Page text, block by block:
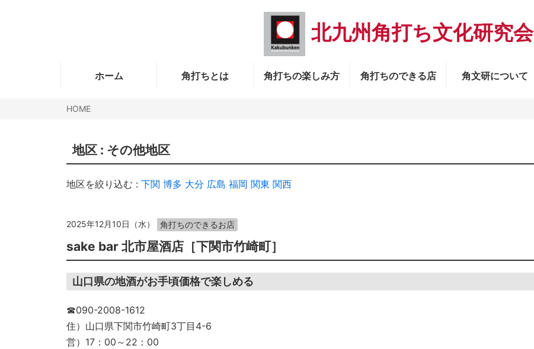
北九州角打ち文化研究会
ホーム 角打ちとは 角打ちの楽しみ方 角打ちのできる店 角文研について
HOME
地区 : その他地区
地区を絞り込む : 下関 博多 大分 広島 福岡 関東 関西
2025年12月10日（水） 角打ちのできるお店
sake bar 北市屋酒店［下関市竹崎町］
山口県の地酒がお手頃価格で楽しめる
☎090-2008-1612
住）山口県下関市竹崎町3丁目4-6
営）17：00～22：00